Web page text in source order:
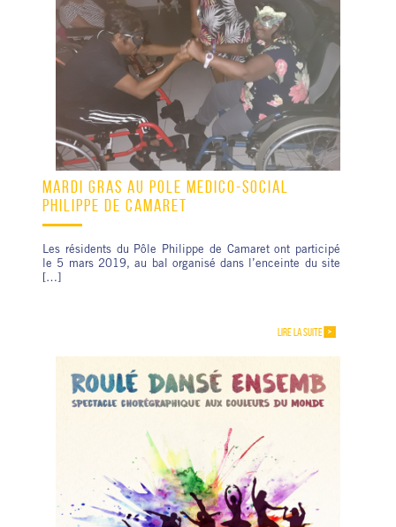
MARDI GRAS AU PÔLE MÉDICO-SOCIAL
PHILIPPE DE CAMARET
Les résidents du Pôle Philippe de Camaret ont participé
le 5 mars 2019, au bal organisé dans l’enceinte du site
[…]
LIRE LA SUITE